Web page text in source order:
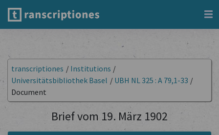
transcriptiones / Institutions /
Universitätsbibliothek Basel / UBH NL 325 : A 79,1-33 /
Document
Brief vom 19. März 1902